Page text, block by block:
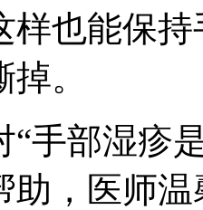
样也能保
。
部湿疹是
助，医师